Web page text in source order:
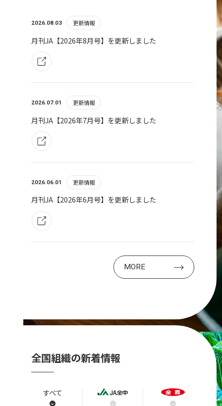
2026.08.03 更新情報
月刊JA【2026年8月号】を更新しました
2026.07.01 更新情報
月刊JA【2026年7月号】を更新しました
2026.06.01 更新情報
月刊JA【2026年6月号】を更新しました
MORE
全国組織の新着情報
すべて